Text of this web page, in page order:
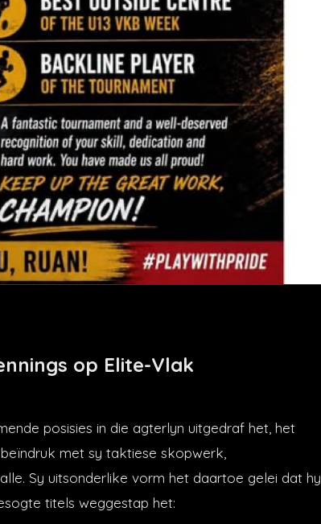
op Elite-Vlak
posisies in die agterlyn uitgedraf het, het
met sy taktiese skopwerk,
Sy uitsonderlike vorm het daartoe gelei dat hy
titels weggestap het: